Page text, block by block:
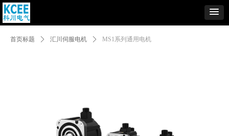
首页标题 ꄲ 汇川伺服电机 ꄲ MS1系列通用电机
Control Render
ControlType:productSlideBind Error:未将对象引用设置到对象的实例。